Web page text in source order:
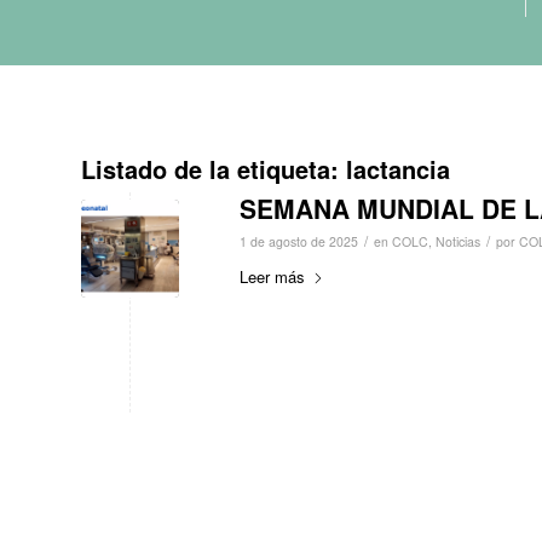
Listado de la etiqueta: lactancia
SEMANA MUNDIAL DE
1 de agosto de 2025 / en COLC, Noticias / por
Leer más